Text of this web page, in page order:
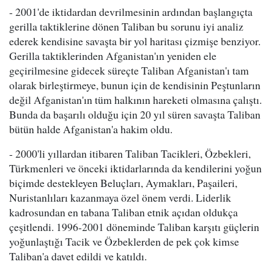
- 2001'de iktidardan devrilmesinin ardından başlangıçta
gerilla taktiklerine dönen Taliban bu sorunu iyi analiz
ederek kendisine savaşta bir yol haritası çizmişe benziyor.
Gerilla taktiklerinden Afganistan'ın yeniden ele
geçirilmesine gidecek süreçte Taliban Afganistan'ı tam
olarak birleştirmeye, bunun için de kendisinin Peştunların
değil Afganistan'ın tüm halkının hareketi olmasına çalıştı.
Bunda da başarılı olduğu için 20 yıl süren savaşta Taliban
bütün halde Afganistan'a hakim oldu.
- 2000'li yıllardan itibaren Taliban Tacikleri, Özbekleri,
Türkmenleri ve önceki iktidarlarında da kendilerini yoğun
biçimde destekleyen Beluçları, Aymakları, Paşaileri,
Nuristanlıları kazanmaya özel önem verdi. Liderlik
kadrosundan en tabana Taliban etnik açıdan oldukça
çeşitlendi. 1996-2001 döneminde Taliban karşıtı güçlerin
yoğunlaştığı Tacik ve Özbeklerden de pek çok kimse
Taliban'a davet edildi ve katıldı.